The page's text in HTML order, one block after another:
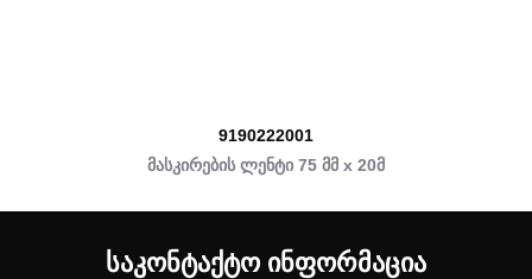
9190222001
მასკირების ლენტი 75 მმ x 20მ
ᲡᲐᲙᲝᲜᲢᲐᲥᲢᲝ ᲘᲜᲤᲝᲠᲛᲐᲪᲘᲐ